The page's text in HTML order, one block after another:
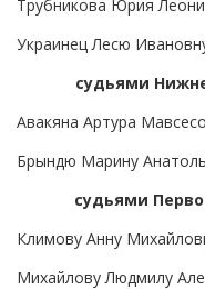
Трубникова Юрия
Украинец Лесю
судьями
Авакяна Артура
Брындю Марину
судьями
Климову Анну
Михайлову Людмилу